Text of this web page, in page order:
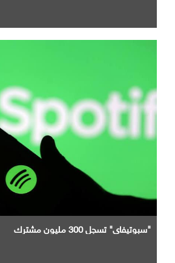
"سبوتيفاي" تسجل 300 مليون مشترك